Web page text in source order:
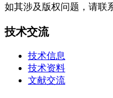
如其涉及版权问题，请联
技术交流
技术信息
技术资料
文献交流